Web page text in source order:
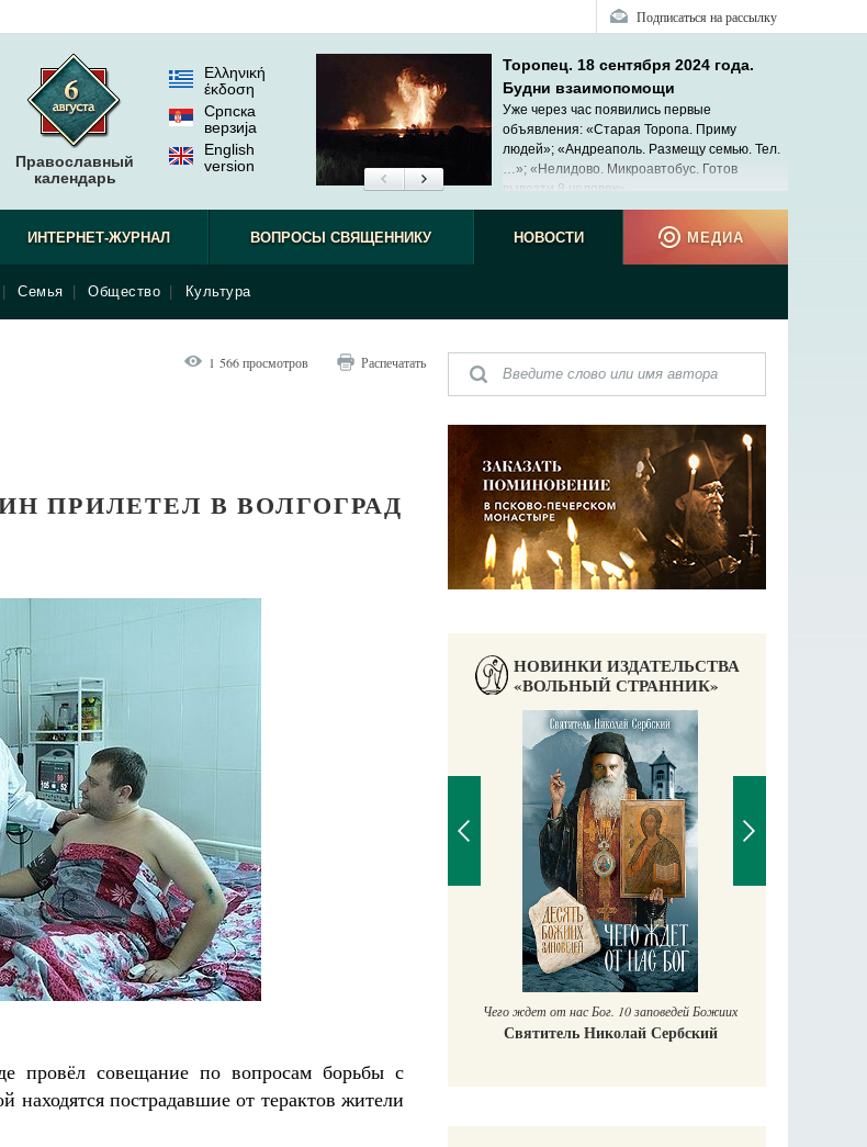
Подписаться на рассылку
Православный
календарь
Ελληνική
έκδοση
Српска
верзиjа
English
version
Торопец. 18 сентября 2024 года.
Будни взаимопомощи
Уже через час появились первые
объявления: «Старая Торопа. Приму
людей»; «Андреаполь. Размещу семью. Тел.
…»; «Нелидово. Микроавтобус. Готов
вывезти 8 человек»...
ИНТЕРНЕТ-ЖУРНАЛ ВОПРОСЫ СВЯЩЕННИКУ НОВОСТИ
Семья Общество Культура
МЕДИА
1 566 просмотров Распечатать
ПРИЛЕТЕЛ В ВОЛГОГРАД
провёл совещание по вопросам борьбы с
находятся пострадавшие от терактов жители
НОВИНКИ ИЗДАТЕЛЬСТВА
«ВОЛЬНЫЙ СТРАННИК»
Великомученик Георгий Победоносец. Научись у
Роман Котов Чего ждет от нас Бог. 10 заповедей Божиих
Святитель Николай Сербский